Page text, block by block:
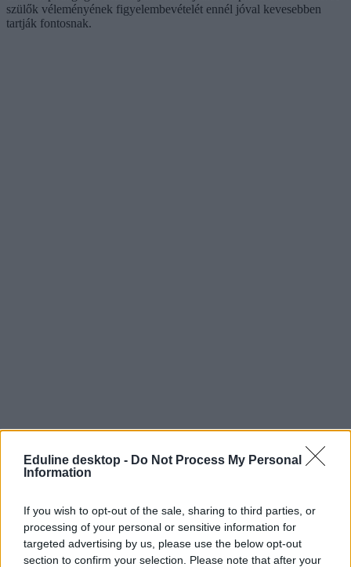
Eduline desktop - Do Not Process My Personal
Information
If you wish to opt-out of the sale, sharing to third parties, or
processing of your personal or sensitive information for
targeted advertising by us, please use the below opt-out
section to confirm your selection. Please note that after your
szülők véleményének figyelembevételét ennél jóval kevesebben
tartják fontosnak.